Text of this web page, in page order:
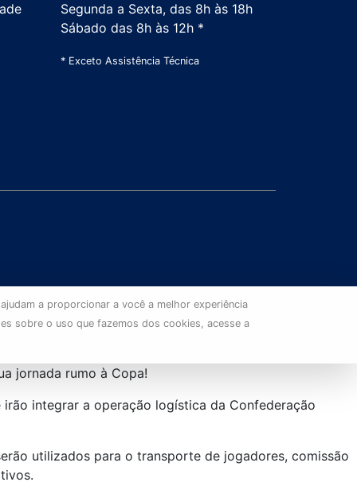
Segunda a Sexta, das 8h às 18h
Sábado das 8h às 12h *
* Exceto Assistência Técnica
a proporcionar a você a melhor experiência
sobre o uso que fazemos dos cookies, acesse a
jornada rumo à Copa!
integrar a operação logística da Confederação
utilizados para o transporte de jogadores, comissão